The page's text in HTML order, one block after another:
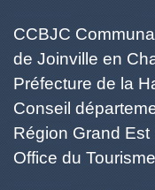
CCBJC
de Joinville en
Préfecture de la
Conseil
Région Grand Est
Office du